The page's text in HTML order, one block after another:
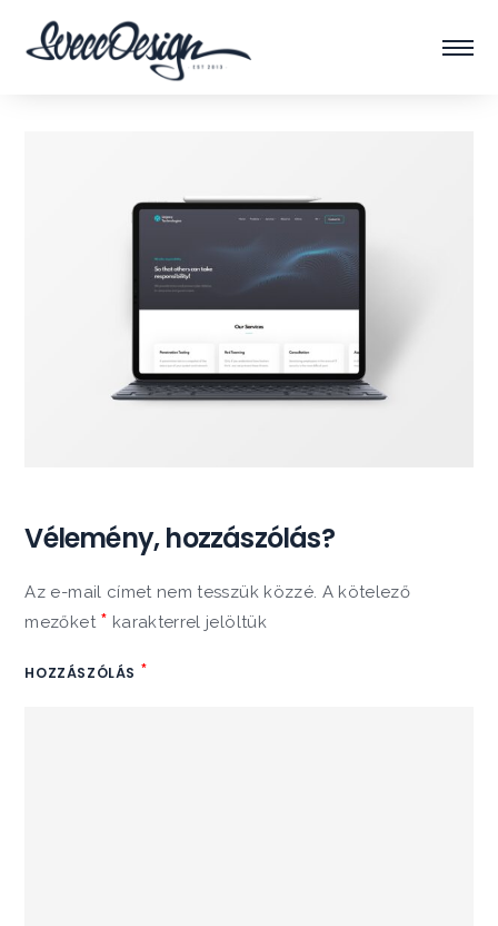
Vélemény, hozzászólás?
Az e-mail címet nem tesszük közzé. A kötelező
mezőket * karakterrel jelöltük
HOZZÁSZÓLÁS *